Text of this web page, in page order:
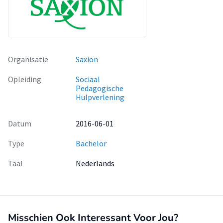
Organisatie
Saxion
Opleiding
Sociaal
Pedagogische
Hulpverlening
Datum
2016-06-01
Type
Bachelor
Taal
Nederlands
Misschien Ook Interessant Voor Jou?